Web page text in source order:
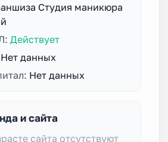
Студия маникюра
Действует
Нет данных
Нет данных
и сайта
сайта отсутствуют